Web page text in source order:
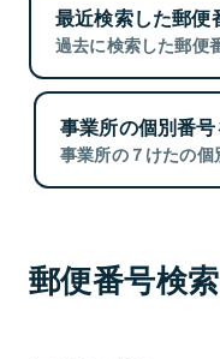
最近検索した郵便
過去に検索した郵便
事業所の個別番
事業所の７けたの個
郵便番号検